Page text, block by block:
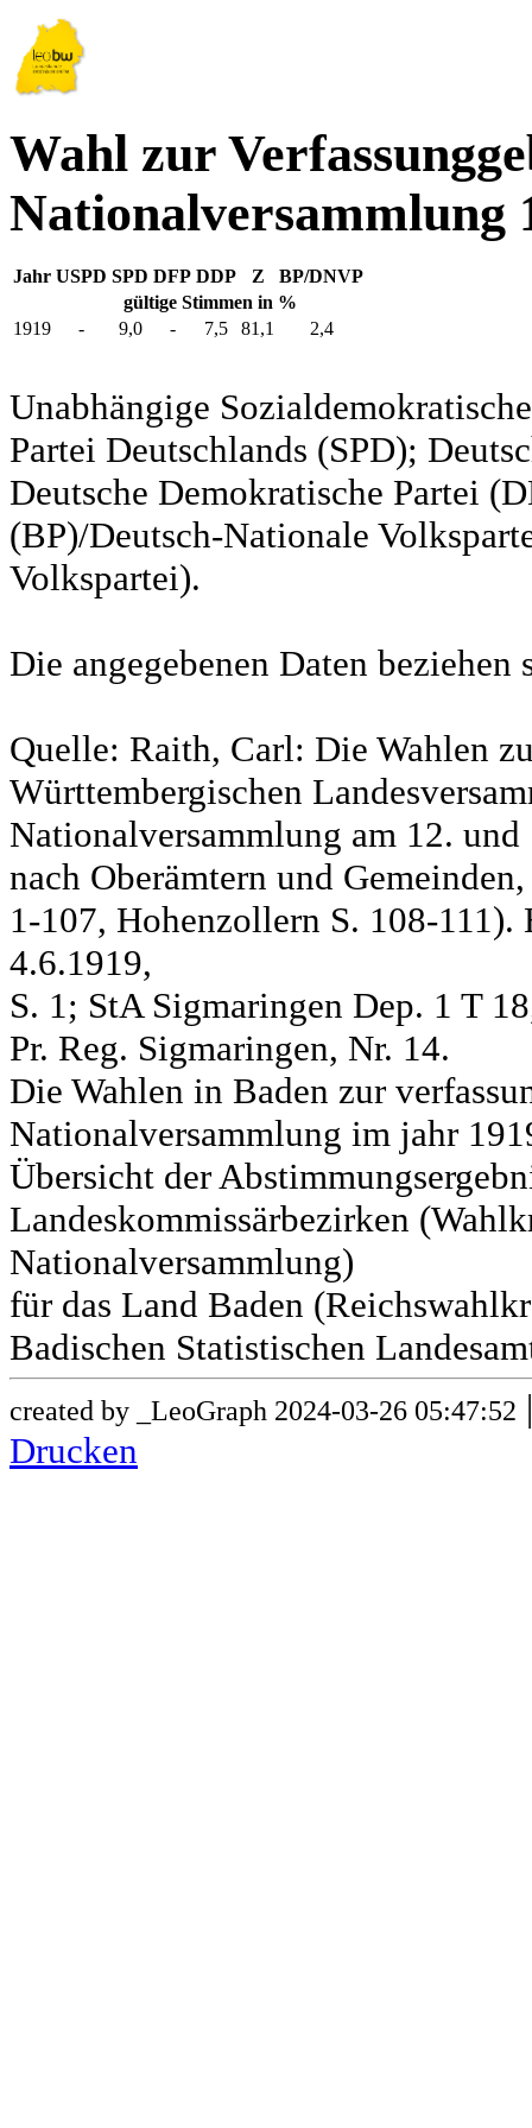
Wahl zur
Jahr USPD SPD DFP DDP Z
BP/DNVP
gültige Stimmen in %
1919
- 9,0 - 7,5 81,1 2,4
Unabhängige
Partei Deutschlands (SPD);
Deutsche Demokratische Partei
(BP)/Deutsch-Nationale
Volkspartei).
Die angegebenen Daten
Quelle: Raith, Carl: Die Wahlen
Württembergischen
Nationalversammlung am 12. und
nach Oberämtern und
1-107, Hohenzollern S. 108-
4.6.1919,
S. 1; StA Sigmaringen Dep. 1 T
Pr. Reg. Sigmaringen, Nr. 14.
Die Wahlen in Baden zur
Nationalversammlung im jahr
Übersicht der
Landeskommissärbezirken
Nationalversammlung)
für das Land Baden
Badischen Statistischen
created by _LeoGraph 2024-03-26 05:47:52
Drucken